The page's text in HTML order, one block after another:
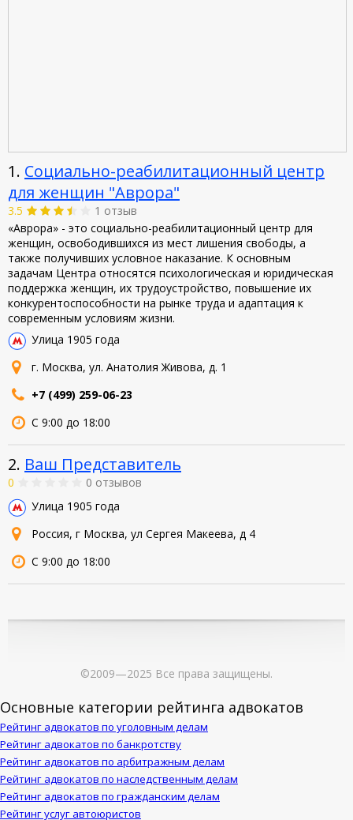
1. Социально-реабилитационный центр
для женщин "Аврора"
3.5
1 отзыв
«Аврора» - это социально-реабилитационный центр для
женщин, освободившихся из мест лишения свободы, а
также получивших условное наказание. К основным
задачам Центра относятся психологическая и юридическая
поддержка женщин, их трудоустройство, повышение их
конкурентоспособности на рынке труда и адаптация к
современным условиям жизни.
Улица 1905 года
г. Москва, ул. Анатолия Живова, д. 1
+7 (499) 259-06-23
С 9:00 до 18:00
2. Ваш Представитель
0
0 отзывов
Улица 1905 года
Россия, г Москва, ул Сергея Макеева, д 4
С 9:00 до 18:00
©2009—2025 Все права защищены.
Основные категории рейтинга адвокатов
Рейтинг адвокатов по уголовным делам
Рейтинг адвокатов по банкротству
Рейтинг адвокатов по арбитражным делам
Рейтинг адвокатов по наследственным делам
Рейтинг адвокатов по гражданским делам
Рейтинг услуг автоюристов